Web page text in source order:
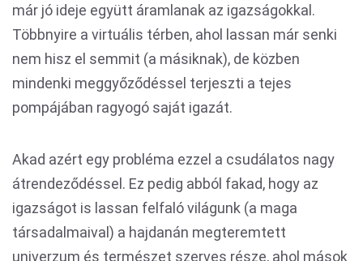
már jó ideje együtt áramlanak az igazságokkal.
Többnyire a virtuális térben, ahol lassan már senki
nem hisz el semmit (a másiknak), de közben
mindenki meggyőződéssel terjeszti a tejes
pompájában ragyogó saját igazát.
Akad azért egy probléma ezzel a csudálatos nagy
átrendeződéssel. Ez pedig abból fakad, hogy az
igazságot is lassan felfaló világunk (a maga
társadalmaival) a hajdanán megteremtett
univerzum és természet szerves része, ahol mások